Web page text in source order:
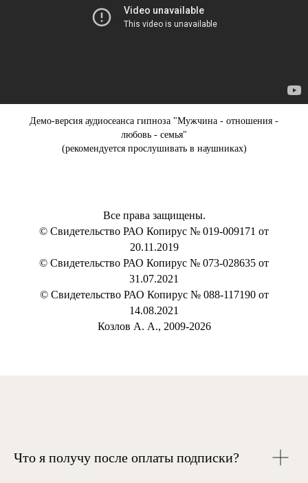
Демо-версия аудиосеанса гипноза "Мужчина - отношения -
любовь - семья"
(рекомендуется прослушивать в наушниках)
Все права защищены.
© Свидетельство РАО Копирус № 019-009171 от
20.11.2019
© Свидетельство РАО Копирус № 073-028635 от
31.07.2021
© Свидетельство РАО Копирус № 088-117190 от
14.08.2021
Козлов А. А., 2009-2026
Что я получу после оплаты подписки?